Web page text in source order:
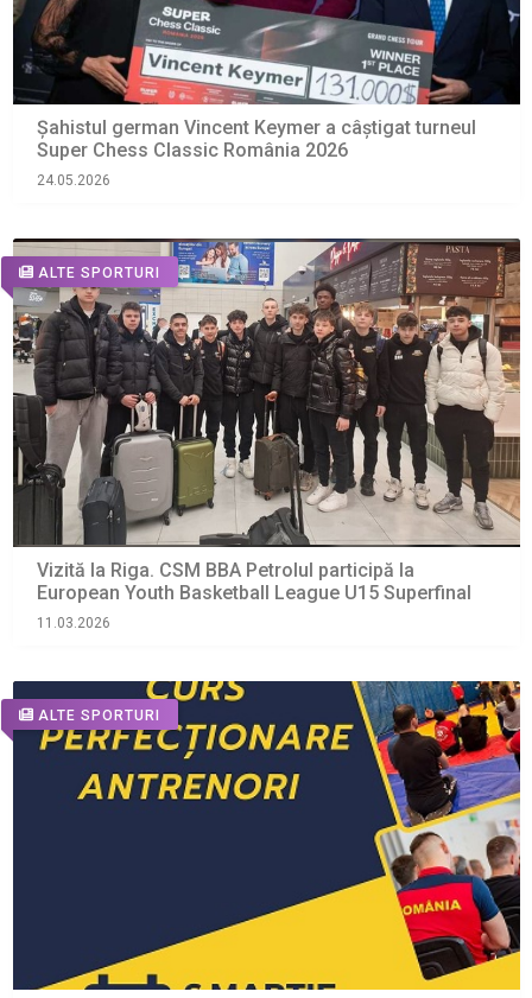
Șahistul german Vincent Keymer a câștigat turneul
Super Chess Classic România 2026
24.05.2026
ALTE SPORTURI
Vizită la Riga. CSM BBA Petrolul participă la
European Youth Basketball League U15 Superfinal
11.03.2026
ALTE SPORTURI